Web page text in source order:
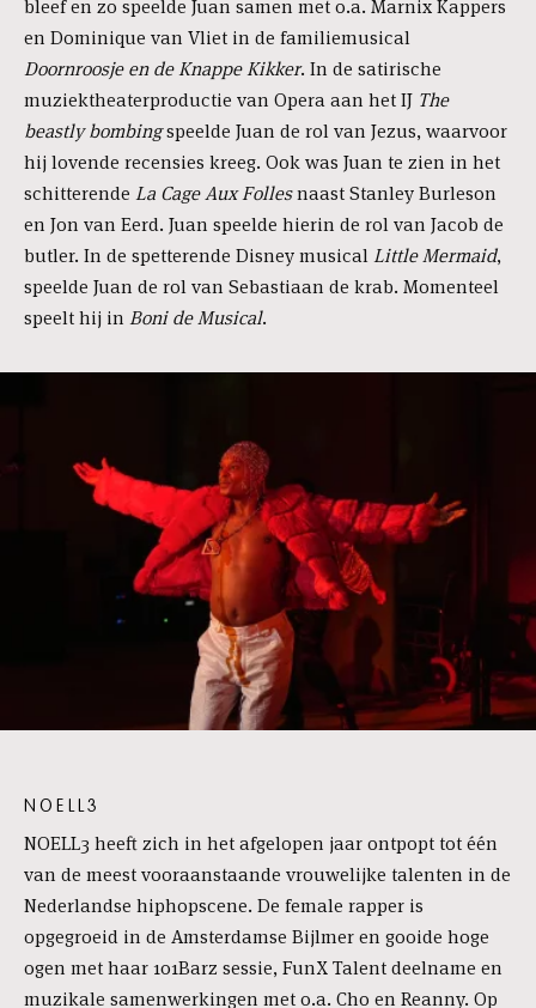
bleef en zo speelde Juan samen met o.a. Marnix Kappers
en Dominique van Vliet in de familiemusical
Doornroosje en de Knappe Kikker. In de satirische
muziektheaterproductie van Opera aan het IJ The
beastly bombingspeelde Juan de rol van Jezus, waarvoor
hij lovende recensies kreeg. Ook was Juan te zien in het
schitterende La Cage Aux Follesnaast Stanley Burleson
en Jon van Eerd. Juan speelde hierin de rol van Jacob de
butler. In de spetterende Disney musicalLittle Mermaid,
speelde Juan de rol van Sebastiaan de krab. Momenteel
speelt hij in Boni de Musical.
NOELL3
NOELL3 heeft zich in het afgelopen jaar ontpopt tot één
van de meest vooraanstaande vrouwelijke talenten in de
Nederlandse hiphopscene. De female rapper is
opgegroeid in de Amsterdamse Bijlmer en gooide hoge
ogen met haar 101Barz sessie, FunX Talent deelname en
muzikale samenwerkingen met o.a. Cho en Reanny. Op